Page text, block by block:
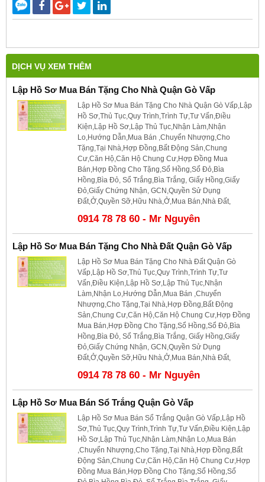
DỊCH VỤ XEM THÊM
Lập Hồ Sơ Mua Bán Tặng Cho Nhà Quận Gò Vấp
Lập Hồ Sơ Mua Bán Tặng Cho Nhà Quận Gò Vấp,Lập
Hồ Sơ,Thủ Tục,Quy Trình,Trình Tự,Tư Vấn,Điều
Kiện,Lập Hồ Sơ,Lập Thủ Tục,Nhận Làm,Nhận
Lo,Hướng Dẫn,Mua Bán ,Chuyển Nhượng,Cho
Tặng,Tại Nhà,Hợp Đồng,Bất Động Sản,Chung
Cư,Căn Hộ,Căn Hộ Chung Cư,Hợp Đồng Mua
Bán,Hợp Đồng Cho Tặng,Sổ Hồng,Sổ Đỏ,Bìa
Hồng,Bìa Đỏ, Sổ Trắng,Bìa Trắng, Giấy Hồng,Giấy
Đỏ,Giấy Chứng Nhận, GCN,Quyền Sử Dụng
Đất,Ở,Quyền Sỡ,Hữu Nhà,Ở,Mua Bán,Nhà Đất,
0914 78 78 60 - Mr Nguyên
Lập Hồ Sơ Mua Bán Tặng Cho Nhà Đất Quận Gò Vấp
Lập Hồ Sơ Mua Bán Tặng Cho Nhà Đất Quận Gò
Vấp,Lập Hồ Sơ,Thủ Tục,Quy Trình,Trình Tự,Tư
Vấn,Điều Kiện,Lập Hồ Sơ,Lập Thủ Tục,Nhận
Làm,Nhận Lo,Hướng Dẫn,Mua Bán ,Chuyển
Nhượng,Cho Tặng,Tại Nhà,Hợp Đồng,Bất Động
Sản,Chung Cư,Căn Hộ,Căn Hộ Chung Cư,Hợp Đồng
Mua Bán,Hợp Đồng Cho Tặng,Sổ Hồng,Sổ Đỏ,Bìa
Hồng,Bìa Đỏ, Sổ Trắng,Bìa Trắng, Giấy Hồng,Giấy
Đỏ,Giấy Chứng Nhận, GCN,Quyền Sử Dụng
Đất,Ở,Quyền Sỡ,Hữu Nhà,Ở,Mua Bán,Nhà Đất,
0914 78 78 60 - Mr Nguyên
Lập Hồ Sơ Mua Bán Sổ Trắng Quận Gò Vấp
Lập Hồ Sơ Mua Bán Sổ Trắng Quận Gò Vấp,Lập Hồ
Sơ,Thủ Tục,Quy Trình,Trình Tự,Tư Vấn,Điều Kiện,Lập
Hồ Sơ,Lập Thủ Tục,Nhận Làm,Nhận Lo,Mua Bán
,Chuyển Nhượng,Cho Tặng,Tại Nhà,Hợp Đồng,Bất
Động Sản,Chung Cư,Căn Hộ,Căn Hộ Chung Cư,Hợp
Đồng Mua Bán,Hợp Đồng Cho Tặng,Sổ Hồng,Sổ